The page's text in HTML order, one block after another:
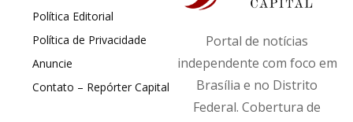
Política Editorial
Política de Privacidade
Anuncie
Contato – Repórter Capital
Portal de notícias
independente com foco em
Brasília e no Distrito
Federal. Cobertura de